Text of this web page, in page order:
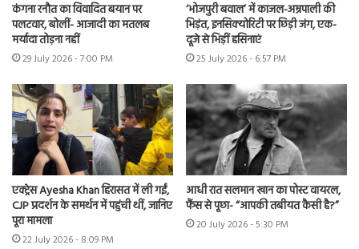
कंगना रनौत का विवादित बयान पर
पलटवार, बोलीं- आजादी का मतलब
मर्यादा तोड़ना नहीं
29 July 2026 - 7:00 PM
‘भोजपुरी बवाल’ में काजल-अम्रपाली की
भिड़ंत, इनसिक्योरिटी पर छिड़ी जंग, एक-
दूजे से भिड़ीं हसिनाएं
25 July 2026 - 6:57 PM
एक्ट्रेस Ayesha Khan हिरासत में ली गईं,
CJP प्रदर्शन के समर्थन में पहुंची थीं, जानिए
पूरा मामला
22 July 2026 - 8:09 PM
आधी रात सलमान खान का पोस्ट वायरल,
फैंस से पूछा- “आपकी तबीयत कैसी है?”
20 July 2026 - 5:30 PM